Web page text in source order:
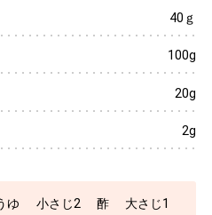
0011
5511
療時間
40ｇ
100g
20g
2g
ゆ 小さじ2 酢
大さじ1